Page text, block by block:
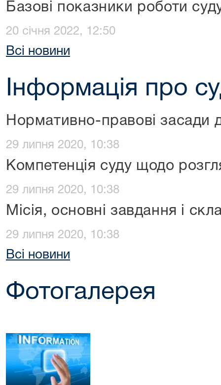
Базові показники роботи
20 січня 2022, 12:50
Всі новини
Інформація про
Нормативно-правові засади
29 липня 2020, 10:38
Компетенція суду щодо
29 липня 2020, 10:38
Місія, основні завдання і
29 липня 2020, 10:38
Всі новини
Фотогалерея